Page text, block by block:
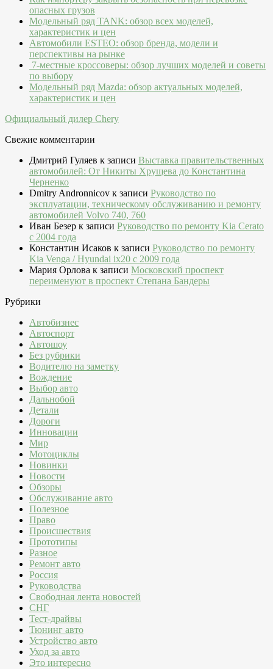
опасных грузов
Модельный ряд TANK: обзор всех моделей,
характеристик и цен
Автомобили ESTEO: обзор бренда, модели и
перспективы на рынке
7-местные кроссоверы: обзор лучших моделей и советы
по выбору
Модельный ряд Mazda: обзор актуальных моделей,
характеристик и цен
Официальный дилер Chery
Свежие комментарии
Дмитрий Гуляев к записи Выставка правительственных
автомобилей: От Никиты Хрущева до Константина
Черненко
Dmitry Andronnicov к записи Руководство по
эксплуатации, техническому обслуживанию и ремонту
автомобилей Volvo 740, 760
Иван Безер к записи Руководство по ремонту Kia Cerato
c 2004 года
Константин Исаков к записи Руководство по ремонту
Kia Venga / Hyundai ix20 c 2009 года
Мария Орлова к записи Московский проспект
переименуют в проспект Степана Бандеры
Рубрики
Автобизнес
Автоспорт
Автошоу
Без рубрики
Водителю на заметку
Вождение
Выбор авто
Дальнобой
Детали
Дороги
Инновации
Мир
Мотоциклы
Новинки
Новости
Обзоры
Обслуживание авто
Полезное
Право
Происшествия
Прототипы
Разное
Ремонт авто
Россия
Руководства
Свободная лента новостей
СНГ
Тест-драйвы
Тюнинг авто
Устройство авто
Уход за авто
Это интересно